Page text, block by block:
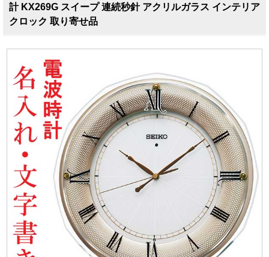
計 KX269G スイープ 連続秒針 アクリルガラス インテリア
クロック 取り寄せ品